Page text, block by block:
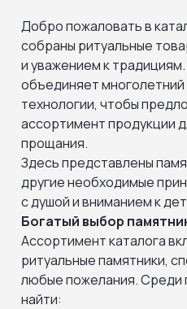
Добро пожаловать в
собраны ритуальные
и уважением к
объединяет
технологии, чтобы
ассортимент продукции
прощания.
Здесь представлены
другие необходимые
с душой и вниманием к
Богатый выбор
Ассортимент каталога
ритуальные памятники,
любые пожелания.
найти: